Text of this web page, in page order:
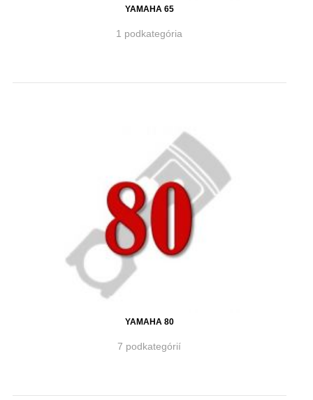
YAMAHA 65
1 podkategória
YAMAHA 80
7 podkategórií